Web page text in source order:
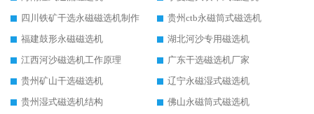
四川铁矿干选永磁磁选机制作
贵州ctb永磁筒式磁选机
福建鼓形永磁磁选机
湖北河沙专用磁选机
江西河沙磁选机工作原理
广东干选磁选机厂家
贵州矿山干选磁选机
辽宁永磁湿式磁选机
贵州湿式磁选机结构
佛山永磁筒式磁选机